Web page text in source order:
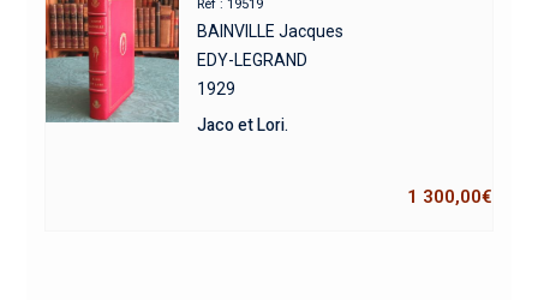
Réf : 19519
BAINVILLE Jacques
EDY-LEGRAND
1929
Jaco et Lori.
1 300,00€